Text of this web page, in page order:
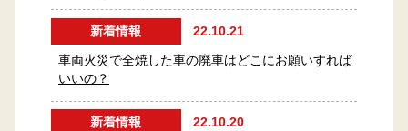
新着情報 22.10.21
車両火災で全焼した車の廃車はどこにお願いすれば
いいの？
新着情報 22.10.20